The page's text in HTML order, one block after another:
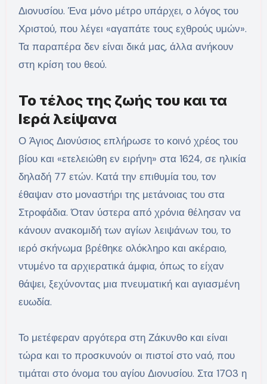
Διονυσίου. Ένα μόνο μέτρο υπάρχει, ο λόγος του
Χριστού, που λέγει «αγαπάτε τους εχθρούς υμών».
Τα παραπέρα δεν είναι δικά μας, άλλα ανήκουν
στη κρίση του θεού.
Το τέλος της ζωής του και τα
Ιερά λείψανα
Ο Άγιος Διονύσιος επλήρωσε το κοινό χρέος του
βίου και «ετελειώθη εν ειρήνη» στα 1624, σε ηλικία
δηλαδή 77 ετών. Κατά την επιθυμία του, τον
έθαψαν στο μοναστήρι της μετάνοιας του στα
Στροφάδια. Όταν ύστερα από χρόνια θέλησαν να
κάνουν ανακομιδή των αγίων λειψάνων του, το
ιερό σκήνωμα βρέθηκε ολόκληρο και ακέραιο,
ντυμένο τα αρχιερατικά άμφια, όπως το είχαν
θάψει, ξεχύνοντας μια πνευματική και αγιασμένη
ευωδία.
Το μετέφεραν αργότερα στη Ζάκυνθο και είναι
τώρα και το προσκυνούν οι πιστοί στο ναό, που
τιμάται στο όνομα του αγίου Διονυσίου. Στα 1703 η